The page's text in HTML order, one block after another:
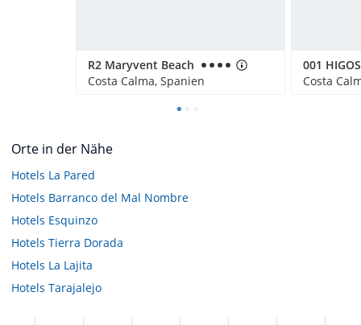
R2 Maryvent Beach
Costa Calma, Spanien
001
Costa
Orte in der Nähe
Hotels La Pared
Hotels Barranco del Mal Nombre
Hotels Esquinzo
Hotels Tierra Dorada
Hotels La Lajita
Hotels Tarajalejo